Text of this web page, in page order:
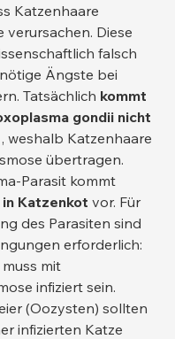
Katzenhaare
verursachen. Diese
falsch
Ängste bei
Tatsächlich kommt
gondii nicht
, weshalb Katzenhaare
übertragen.
Parasit kommt
in Katzenkot vor. Für
des Parasiten sind
erforderlich:
mit
infiziert sein.
(Oozysten) sollten
infizierten Katze